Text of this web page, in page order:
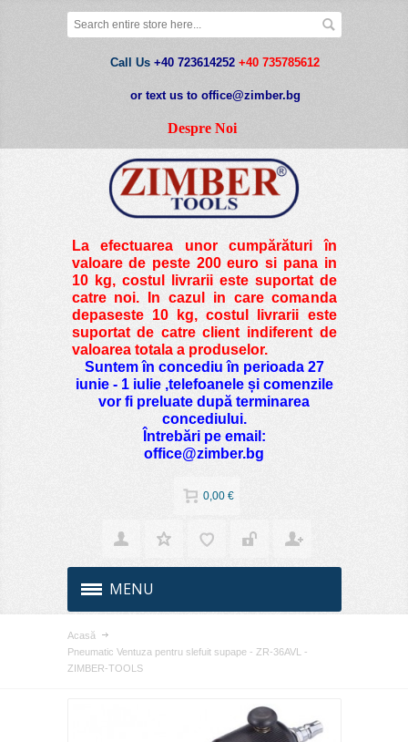
Call Us +40 723614252 +40 735785612
or text us to office@zimber.bg
Despre Noi
La efectuarea unor cumpărături în
valoare de peste200 euro si pana in
10 kg, costul livrarii este suportat de
catre noi. In cazul in care comanda
depaseste 10 kg, costul livrarii este
suportat de catre client indiferent de
valoarea totala a produselor.
Suntem în concediu în perioada 27
iunie - 1 iulie ,telefoanele și comenzile
vor fi preluate după terminarea
concediului.
Întrebări pe email:
office@zimber.bg
0,00 €
MENU
Acasă
Pneumatic Ventuza pentru slefuit supape - ZR-36AVL -
ZIMBER-TOOLS